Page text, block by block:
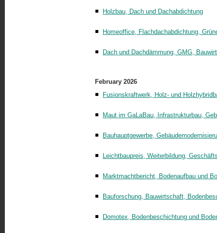
Holzbau, Dach und Dachabdichtung
Homeoffice, Flachdachabdichtung,
Dach und Dachdämmung, GMG,
February 2026
Fusionskraftwerk, Holz- und
Maut im GaLaBau, Infrastrukturbau,
Bauhauptgewerbe,
Leichtbaupreis, Weiterbildung,
Marktmachtbericht, Bodenaufbau und
Bauforschung, Bauwirtschaft,
Domotex, Bodenbeschichtung und